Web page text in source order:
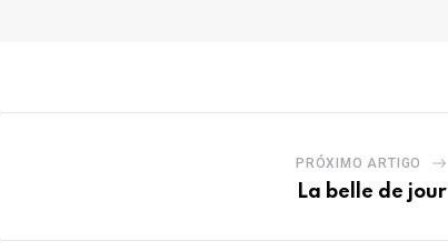
PRÓXIMO ARTIGO
La belle de jour